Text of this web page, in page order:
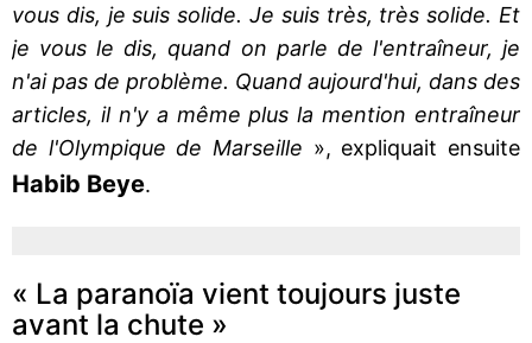
vous dis, je suis solide. Je suis très, très solide. Et
je vous le dis, quand on parle de l'entraîneur, je
n'ai pas de problème. Quand aujourd'hui, dans des
articles, il n'y a même plus la mention entraîneur
de l'Olympique de Marseille », expliquait ensuite
Habib Beye.
« La paranoïa vient toujours juste
avant la chute »